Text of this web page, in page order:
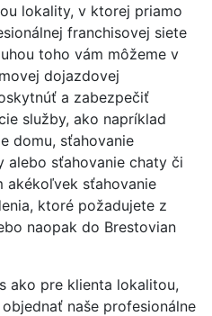
lokality, v ktorej priamo
franchisovej siete
toho vám môžeme v
dojazdovej
a zabezpečiť
služby, ako napríklad
domu, sťahovanie
alebo sťahovanie chaty či
akékoľvek sťahovanie
ktoré požadujete z
naopak do Brestovian
ako pre klienta lokalitou,
naše profesionálne